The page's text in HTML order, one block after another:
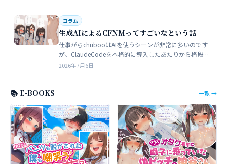
コラム
生成AIによるCFNMってすごいなという話
仕事がらchubooはAIを使うシーンが非常に多いのです
が、ClaudeCodeを本格的に導入したあたりから格段に
やれることが多くなった。昔からときどき思うことがあ
2026年7月6日
📚 E-BOOKS 一覧 →